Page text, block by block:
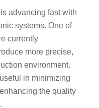
advancing fast with
systems. One of
currently
more precise,
environment.
in minimizing
the quality